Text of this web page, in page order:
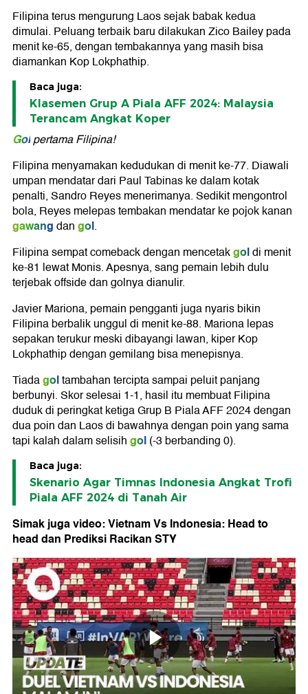
Filipina terus mengurung Laos sejak babak kedua
dimulai. Peluang terbaik baru dilakukan Zico Bailey pada
menit ke-65, dengan tembakannya yang masih bisa
diamankan Kop Lokphathip.
Baca juga:
Klasemen Grup A Piala AFF 2024: Malaysia
Terancam Angkat Koper
Golpertama Filipina!
Filipina menyamakan kedudukan di menit ke-77. Diawali
umpan mendatar dari Paul Tabinas ke dalam kotak
penalti, Sandro Reyes menerimanya. Sedikit mengontrol
bola, Reyes melepas tembakan mendatar ke pojok kanan
gawangdangol.
Filipina sempat comeback dengan mencetakgoldi menit
ke-81 lewat Monis. Apesnya, sang pemain lebih dulu
terjebak offside dan golnya dianulir.
Javier Mariona, pemain pengganti juga nyaris bikin
Filipina berbalik unggul di menit ke-88. Mariona lepas
sepakan terukur meski dibayangi lawan, kiper Kop
Lokphathip dengan gemilang bisa menepisnya.
Tiadagoltambahan tercipta sampai peluit panjang
berbunyi. Skor selesai 1-1, hasil itu membuat Filipina
duduk di peringkat ketiga Grup B Piala AFF 2024 dengan
dua poin dan Laos di bawahnya dengan poin yang sama
tapi kalah dalam selisihgol(-3 berbanding 0).
Baca juga:
Skenario Agar Timnas Indonesia Angkat Trofi
Piala AFF 2024 di Tanah Air
Simak juga video: Vietnam Vs Indonesia: Head to
head dan Prediksi Racikan STY